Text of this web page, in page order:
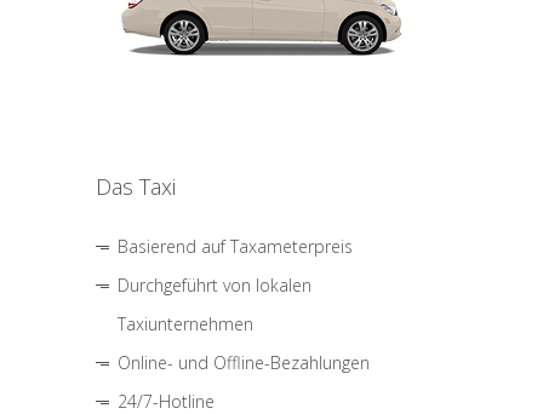
Das Taxi
Basierend auf Taxameterpreis
Durchgeführt von lokalen
Taxiunternehmen
Online- und Offline-Bezahlungen
24/7-Hotline